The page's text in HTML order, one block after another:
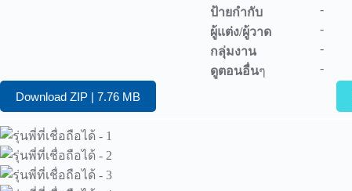
ป้ายกำกับ
-
ผู้แต่ง/ผู้วาด
-
กลุ่มงาน
-
ดูตอนอื่นๆ -
Download ZIP | 7.76 MB